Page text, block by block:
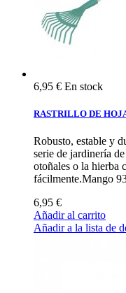
6,95 € En stock
RASTRILLO DE
Robusto, estable y
serie de jardinería
otoñales o la hierba
fácilmente.Mango
6,95 €
Añadir al carrito
Añadir a la lista de